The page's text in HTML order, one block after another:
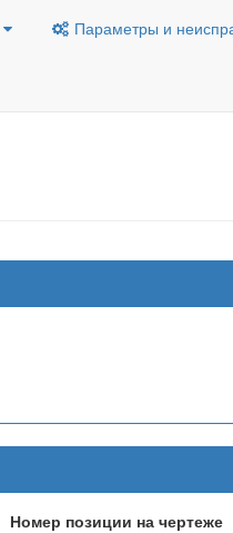
Параметры и
Номер позиции на чертеже